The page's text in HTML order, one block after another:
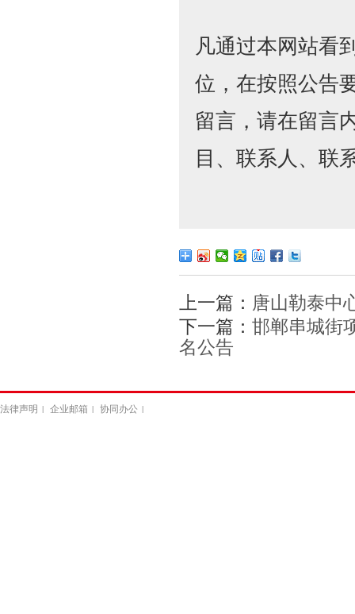
凡通过本网站看
位，在按照公告
留言，请在留言
目、联系人、联
上一篇： 唐山勒泰中
下一篇： 邯郸串城街
名公告
法律声明 企业邮箱 协同办公